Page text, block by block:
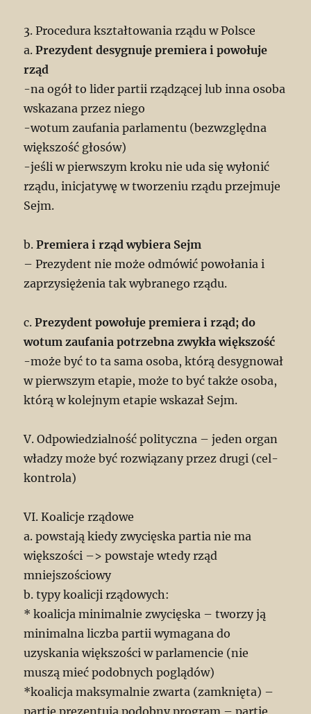
3. Procedura kształtowania rządu w Polsce
a.Prezydent desygnuje premiera i powołuje
rząd
-na ogół to lider partii rządzącej lub inna osoba
wskazana przez niego
-wotum zaufania parlamentu (bezwzględna
większość głosów)
-jeśli w pierwszym kroku nie uda się wyłonić
rządu, inicjatywę w tworzeniu rządu przejmuje
Sejm.
b.Premiera i rząd wybiera Sejm
– Prezydent nie może odmówić powołania i
zaprzysiężenia tak wybranego rządu.
c.Prezydent powołuje premiera i rząd; do
wotum zaufania potrzebna zwykła większość
-może być to ta sama osoba, którą desygnował
w pierwszym etapie, może to być także osoba,
którą w kolejnym etapie wskazał Sejm.
V. Odpowiedzialność polityczna – jeden organ
władzy może być rozwiązany przez drugi (cel-
kontrola)
VI. Koalicje rządowe
a. powstają kiedy zwycięska partia nie ma
większości –> powstaje wtedy rząd
mniejszościowy
b. typy koalicji rządowych:
* koalicja minimalnie zwycięska – tworzy ją
minimalna liczba partii wymagana do
uzyskania większości w parlamencie (nie
muszą mieć podobnych poglądów)
*koalicja maksymalnie zwarta (zamknięta) –